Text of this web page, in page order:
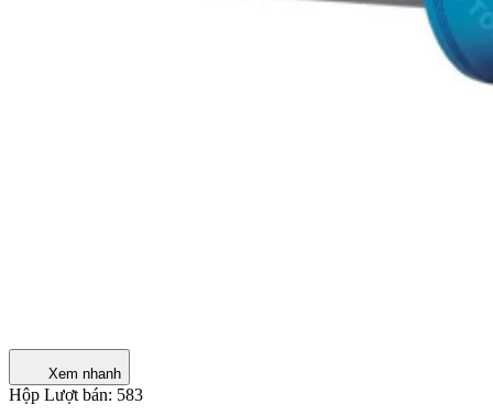
Xem nhanh
Hộp Lượt bán: 583